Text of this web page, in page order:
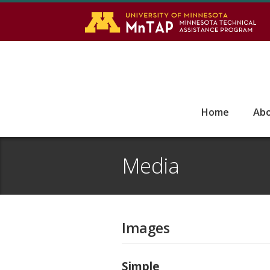
Home
Media
Images
Simple